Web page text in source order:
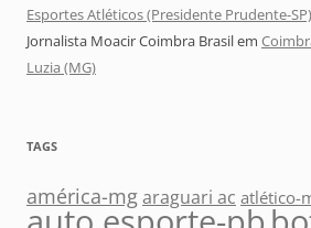
Esportes Atléticos (Presidente Prudente-
Jornalista Moacir Coimbra Brasilem
Luzia (MG)
TAGS
américa-mgaraguari ac atlético-